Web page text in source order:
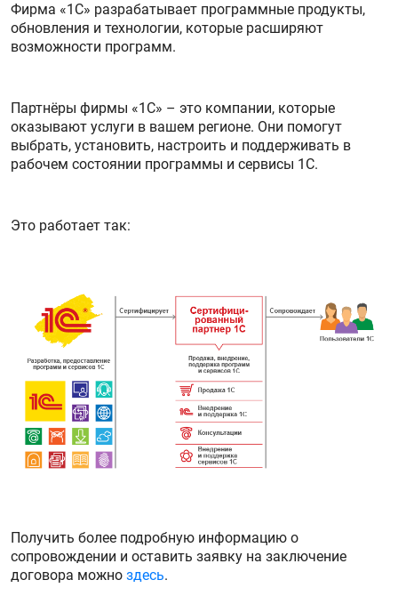
Фирма «1С» разрабатывает программные продукты,
обновления и технологии, которые расширяют
возможности программ.
Партнёры фирмы «1С» – это компании, которые
оказывают услуги в вашем регионе. Они помогут
выбрать, установить, настроить и поддерживать в
рабочем состоянии программы и сервисы 1С.
Это работает так:
Получить более подробную информацию о
сопровождении и оставить заявку на заключение
договора можно здесь.